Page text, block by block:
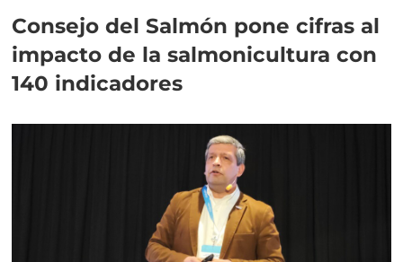
Consejo del Salmón pone cifras al
impacto de la salmonicultura con
140 indicadores